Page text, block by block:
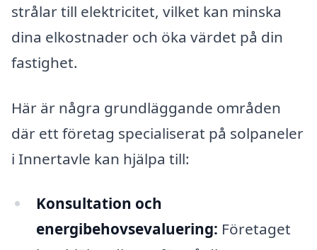
strålar till elektricitet, vilket kan minska
dina elkostnader och öka värdet på din
fastighet.
Här är några grundläggande områden
där ett företag specialiserat på solpaneler
i Innertavle kan hjälpa till:
Konsultation och
energibehovsevaluering: Företaget